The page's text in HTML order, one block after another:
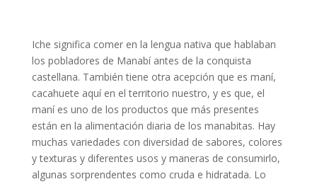
Iche significa comer en la lengua nativa que hablaban
los pobladores de Manabí antes de la conquista
castellana. También tiene otra acepción que es maní,
cacahuete aquí en el territorio nuestro, y es que, el
maní es uno de los productos que más presentes
están en la alimentación diaria de los manabitas. Hay
muchas variedades con diversidad de sabores, colores
y texturas y diferentes usos y maneras de consumirlo,
algunas sorprendentes como cruda e hidratada. Lo